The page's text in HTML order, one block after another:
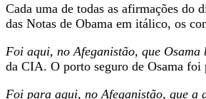
Cada uma de todas as afirmações do
das Notas de Obama em itálico, os
Foi aqui, no Afeganistão, que
da CIA. O porto seguro de Osama
Foi para aqui, no Afeganistão, que a